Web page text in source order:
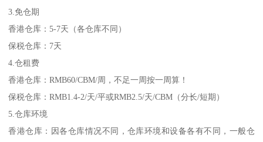
3.免仓期
香港仓库：5-7天（各仓库不同）
保税仓库：7天
4.仓租费
香港仓库：RMB60/CBM/周，不足一周按一周算！
保税仓库：RMB1.4-2/天/平或RMB2.5/天/CBM（分长/短期）
5.仓库环境
香港仓库：因各仓库情况不同，仓库环境和设备各有不同，一般仓